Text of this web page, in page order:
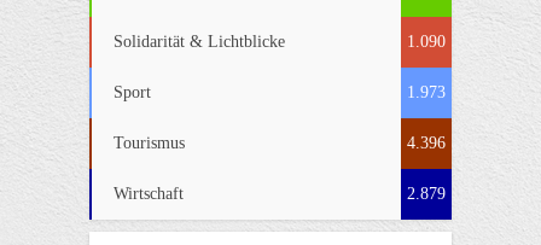
Solidarität & Lichtblicke 1.090
Sport 1.973
Tourismus 4.396
Wirtschaft 2.879